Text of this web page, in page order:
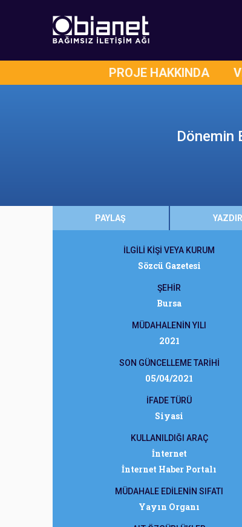
PROJE HAKKINDA
Dönemin
PAYLAŞ YAZDIR
İLGİLİ KİŞİ VEYA KURUM
Sözcü Gazetesi
ŞEHİR
Bursa
MÜDAHALENİN YILI
2021
SON GÜNCELLEME TARİHİ
05/04/2021
İFADE TÜRÜ
Siyasi
KULLANILDIĞI ARAÇ
İnternet
İnternet Haber Portalı
MÜDAHALE EDİLENİN SIFATI
Yayın Organı